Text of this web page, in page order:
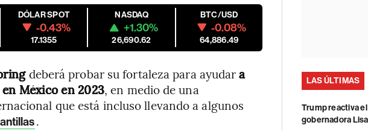
DÓLAR SPOT
-0.43%
17.1355
NASDAQ
+1.30%
26,690.62
BTC/USD
-0.08%
64,886.49
deberá probar su fortaleza para ayudara
México en 2023, en medio de una
que está incluso llevando a algunos
.
LAS ÚLTIMAS
Trump reactiva
gobernadora